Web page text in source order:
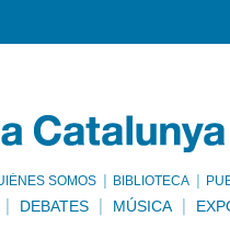
SOMOS BIBLIOTECA
DEBATES MÚSICA